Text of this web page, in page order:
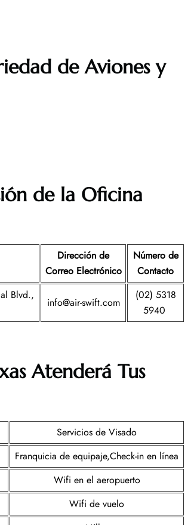
de Aviones y
de la Oficina
Dirección de
Correo Electrónico
Número de
Contacto
Blvd.,
info@air-swift.com
(02) 5318
5940
Atenderá Tus
Servicios de Visado
Franquicia de equipaje,Check-in en línea
Wifi en el aeropuerto
Wifi de vuelo